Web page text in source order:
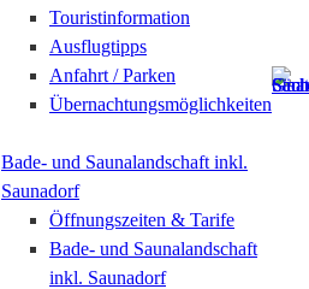
Touristinformation
Ausflugtipps
Anfahrt / Parken
Übernachtungsmöglichkeiten
Bade- und Saunalandschaft inkl.
Saunadorf
Öffnungszeiten & Tarife
Bade- und Saunalandschaft
inkl. Saunadorf